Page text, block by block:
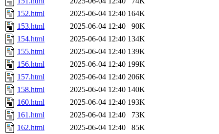
152.html
2025-06-04 12:40 164K
153.html
2025-06-04 12:40
90K
154.html
2025-06-04 12:40 134K
155.html
2025-06-04 12:40 139K
156.html
2025-06-04 12:40 199K
157.html
2025-06-04 12:40 206K
158.html
2025-06-04 12:40 140K
160.html
2025-06-04 12:40 193K
161.html
2025-06-04 12:40
73K
162.html
2025-06-04 12:40
85K